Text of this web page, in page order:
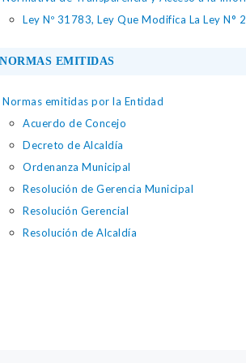
Ley Nº 31783, Ley Que Modifica La Ley N°
NORMAS EMITIDAS
Normas emitidas por la Entidad
Acuerdo de Concejo
Decreto de Alcaldía
Ordenanza Municipal
Resolución de Gerencia Municipal
Resolución Gerencial
Resolución de Alcaldía